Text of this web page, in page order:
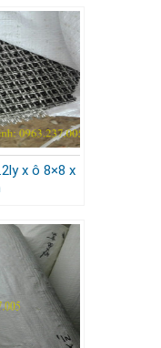
x ô 8×8 x